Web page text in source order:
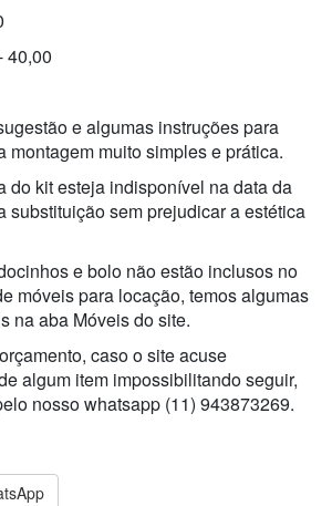
40,00
e algumas instruções para
montagem muito simples e prática.
do kit esteja indisponível na data da
substituição sem prejudicar a estética
e bolo não estão inclusos no
móveis para locação, temos algumas
na aba Móveis do site.
caso o site acuse
algum item impossibilitando seguir,
nosso whatsapp (11) 943873269.